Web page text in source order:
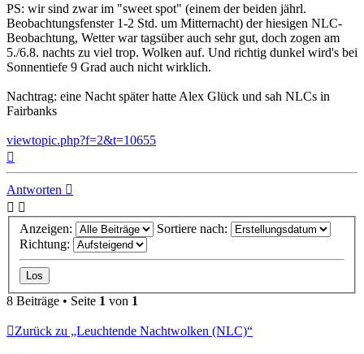
PS: wir sind zwar im "sweet spot" (einem der beiden jährl.
Beobachtungsfenster 1-2 Std. um Mitternacht) der hiesigen NLC-
Beobachtung, Wetter war tagsüber auch sehr gut, doch zogen am
5./6.8. nachts zu viel trop. Wolken auf. Und richtig dunkel wird's bei
Sonnentiefe 9 Grad auch nicht wirklich.
Nachtrag: eine Nacht später hatte Alex Glück und sah NLCs in
Fairbanks
viewtopic.php?f=2&t=10655
Antworten
Anzeigen:
Sortiere nach:
Richtung:
8 Beiträge • Seite 1 von 1
Zurück zu „Leuchtende Nachtwolken (NLC)“